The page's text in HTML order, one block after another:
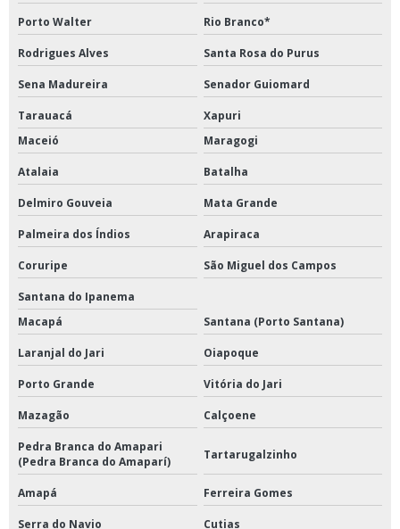
Porto Walter Rio Branco*
Rodrigues Alves Santa Rosa do Purus
Sena Madureira Senador Guiomard
Tarauacá
Xapuri
Maceió
Maragogi
Atalaia Batalha
Delmiro Gouveia Mata Grande
Palmeira dos Índios Arapiraca
Coruripe São Miguel dos Campos
Santana do Ipanema
Macapá
Santana (Porto Santana)
Laranjal do Jari Oiapoque
Porto Grande Vitória do Jari
Mazagão Calçoene
Pedra Branca do Amapari
(Pedra Branca do Amaparí)
Tartarugalzinho
Amapá Ferreira Gomes
Serra do Navio Cutias